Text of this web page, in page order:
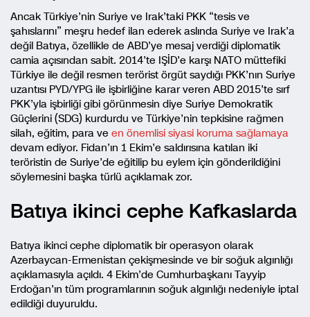
Ancak Türkiye’nin Suriye ve Irak’taki PKK “tesis ve
şahıslarını” meşru hedef ilan ederek aslında Suriye ve Irak’a
değil Batıya, özellikle de ABD’ye mesaj verdiği diplomatik
camia açısından sabit. 2014’te IŞİD’e karşı NATO müttefiki
Türkiye ile değil resmen terörist örgüt saydığı PKK’nın Suriye
uzantısı PYD/YPG ile işbirliğine karar veren ABD 2015’te sırf
PKK’yla işbirliği gibi görünmesin diye Suriye Demokratik
Güçlerini (SDG) kurdurdu ve Türkiye’nin tepkisine rağmen
silah, eğitim, para ve en önemlisi siyasi koruma sağlamaya
devam ediyor. Fidan’ın 1 Ekim’e saldırısına katılan iki
teröristin de Suriye’de eğitilip bu eylem için gönderildiğini
söylemesini başka türlü açıklamak zor.
Batıya ikinci cephe Kafkaslarda
Batıya ikinci cephe diplomatik bir operasyon olarak
Azerbaycan-Ermenistan çekişmesinde ve bir soğuk algınlığı
açıklamasıyla açıldı. 4 Ekim’de Cumhurbaşkanı Tayyip
Erdoğan’ın tüm programlarının soğuk algınlığı nedeniyle iptal
edildiği duyuruldu.